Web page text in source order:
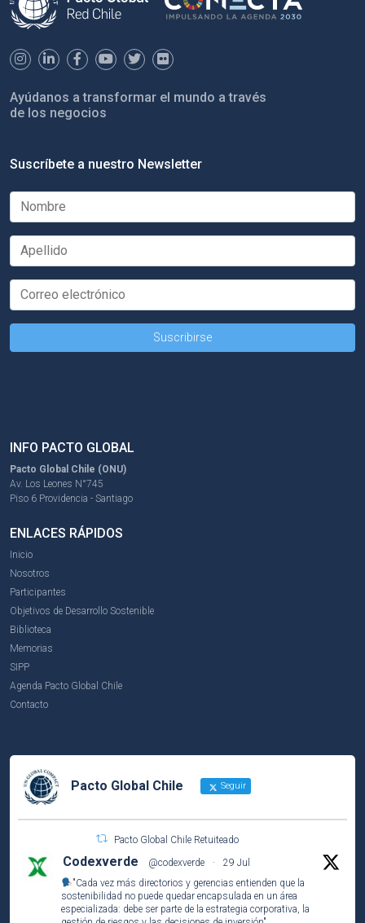
Ayúdanos a transformar el mundo a través
de los negocios
Suscríbete a nuestro Newsletter
INFO PACTO GLOBAL
Pacto Global Chile (ONU)
Av. Los Leones N°745
Piso 6 Providencia - Santiago
ENLACES RÁPIDOS
Inicio
Nosotros
Participantes
Objetivos de Desarrollo Sostenible
Biblioteca
Memorias
SIPP
Agenda Pacto Global Chile
Contacto
Pacto Global Chile Seguir
Pacto Global Chile Retuiteado
Codexverde @codexverde ·
29 Jul
"Cada vez más directorios y gerencias entienden que la
sostenibilidad no puede quedar encapsulada en un área
especializada: debe ser parte de la estrategia corporativa, la